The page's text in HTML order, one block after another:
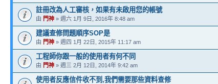
註冊改為人工審核，如果有未啟用您的帳號
由 門神 » 週六 1月 9日, 2016年 8:48 am
建議查修問題順序SOP是
由 門神 » 週四 1月 22日, 2015年 11:17 am
工程師你跟一般的使用者有何不同
由 門神 » 週三 2月 12日, 2014年 9:42 am
使用者反應信件收不到,我們需要那些資料查修